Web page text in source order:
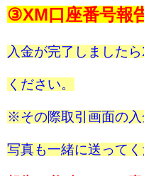
③XM口座番号報
入金が完了しました
ください。
※その際取引画面の入
写真も一緒に送ってく